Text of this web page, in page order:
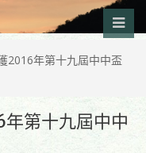
2016年第十九屆中中盃
第十九屆中中